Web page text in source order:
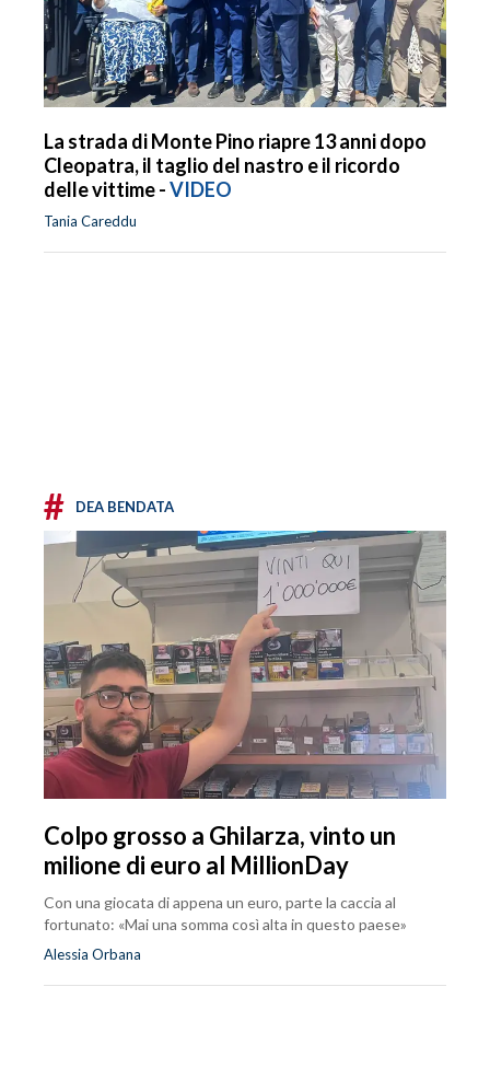
La strada di Monte Pino riapre 13 anni dopo
Cleopatra, il taglio del nastro e il ricordo
delle vittime -VIDEO
Tania Careddu
# DEA BENDATA
Colpo grosso a Ghilarza, vinto un
milione di euro al MillionDay
Con una giocata di appena un euro, parte la caccia al
fortunato: «Mai una somma così alta in questo paese»
Alessia Orbana